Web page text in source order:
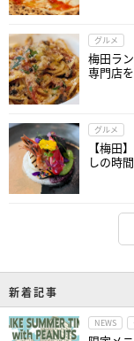
グルメ
梅田ラ
専門店
グルメ
【梅田
しの時
新着記事
NEWS